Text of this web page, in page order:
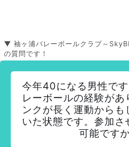
▼ 袖ヶ浦バレーボールクラブ～
の質問です！
今年40になる男性で
レーボールの経験があ
ンクが長く運動からも
いた状態です。参加さ
可能です